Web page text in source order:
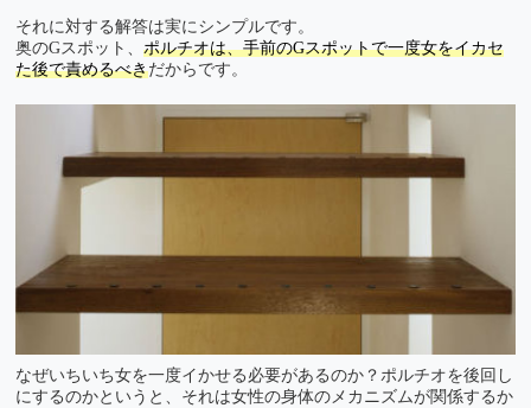
それに対する解答は実にシンプルです。
奥のGスポット、 ポルチオは、手前のGスポットで一度女をイカセ
た後で責めるべきだからです。
なぜいちいち女を一度イかせる必要があるのか？ポルチオを後回し
にするのかというと、それは女性の身体のメカニズムが関係するか